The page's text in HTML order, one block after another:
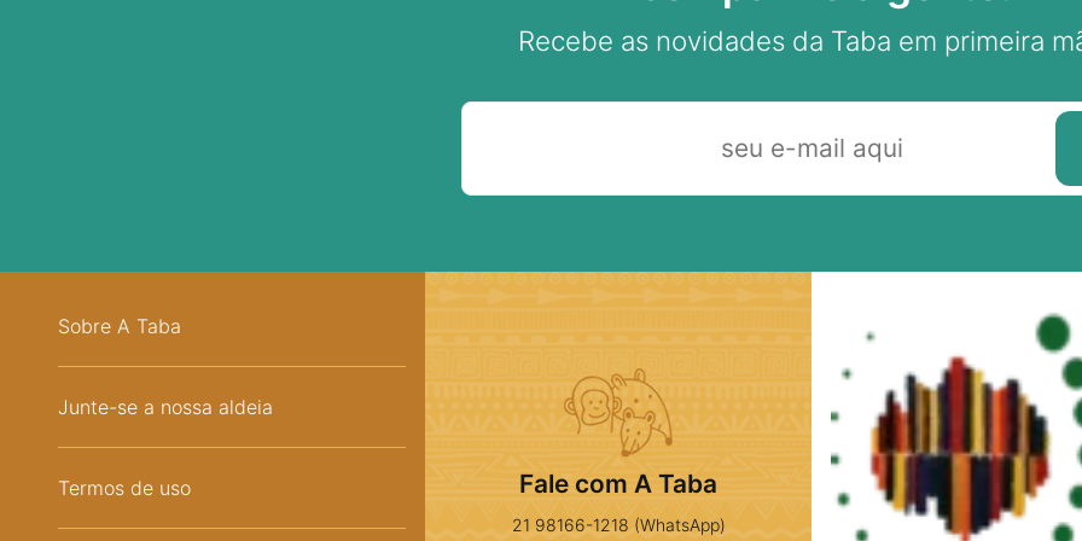
Recebe as novidades da Taba em primeira
Sobre A Taba
Junte-se a nossa aldeia
Termos de uso Fale com A Taba
21 98166-1218 (WhatsApp)